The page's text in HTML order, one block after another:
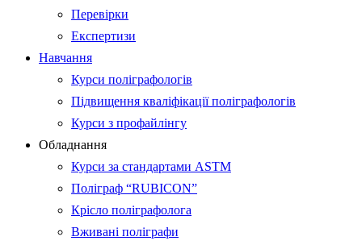
Перевірки
Експертизи
Навчання
Курси поліграфологів
Підвищення кваліфікації поліграфологів
Курси з профайлінгу
Обладнання
Курси за стандартами ASTM
Поліграф “RUBICON”
Крісло поліграфолога
Вживані поліграфи